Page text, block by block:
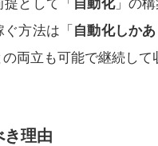
として「 自動化」の
方法は「 自動化しか
両立も可能で継続して
き理由